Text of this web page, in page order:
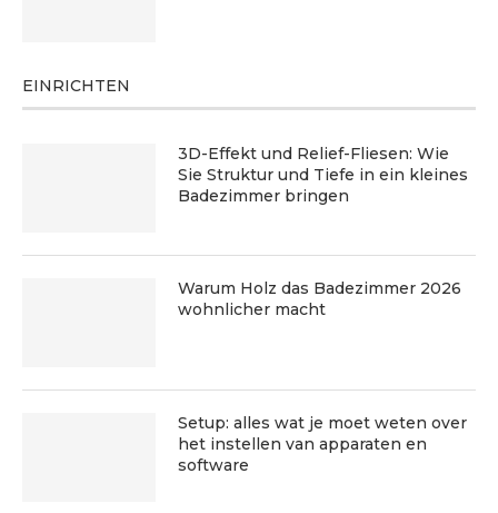
EINRICHTEN
3D-Effekt und Relief-Fliesen: Wie
Sie Struktur und Tiefe in ein kleines
Badezimmer bringen
Warum Holz das Badezimmer 2026
wohnlicher macht
Setup: alles wat je moet weten over
het instellen van apparaten en
software